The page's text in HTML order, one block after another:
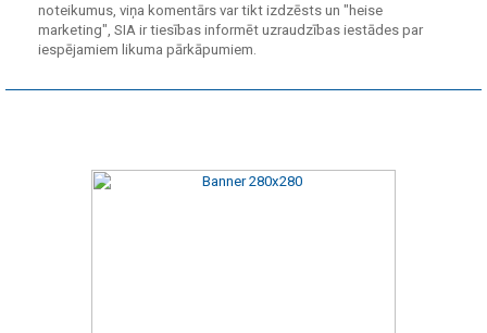
noteikumus, viņa komentārs var tikt izdzēsts un "heise
marketing", SIA ir tiesības informēt uzraudzības iestādes par
iespējamiem likuma pārkāpumiem.